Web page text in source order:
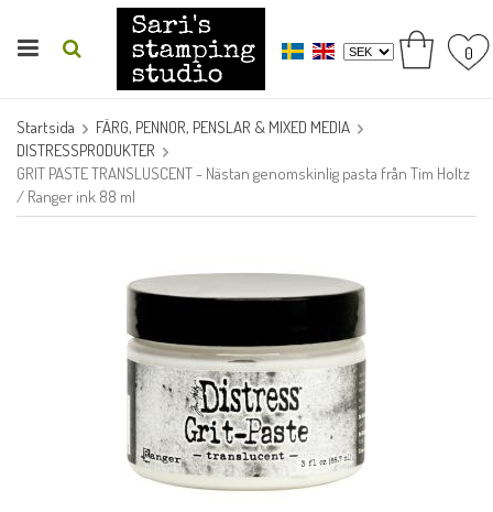
0
Startsida
FÄRG, PENNOR, PENSLAR & MIXED MEDIA
DISTRESSPRODUKTER
GRIT PASTE TRANSLUSCENT - Nästan genomskinlig pasta från Tim Holtz
/ Ranger ink 88 ml